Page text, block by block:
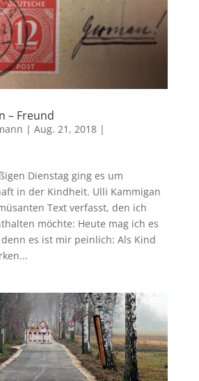
– Freund
| Aug. 21, 2018|
Dienstag ging es um
in der Kindheit. Ulli Kammigan
Text verfasst, den ich
möchte: Heute mag ich es
es ist mir peinlich: Als Kind